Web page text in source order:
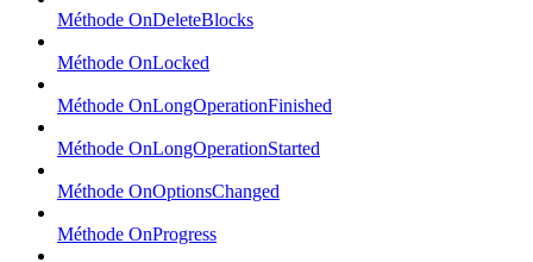
Méthode OnDeleteBlocks
Méthode OnLocked
Méthode OnLongOperationFinished
Méthode OnLongOperationStarted
Méthode OnOptionsChanged
Méthode OnProgress